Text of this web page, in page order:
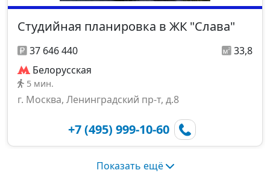
Студийная планировка в ЖК "Слава"
37 646 440
33,8
Белорусская
5 мин.
г. Москва, Ленинградский пр-т, д.8
+7 (495) 999-10-60
Показать ещё